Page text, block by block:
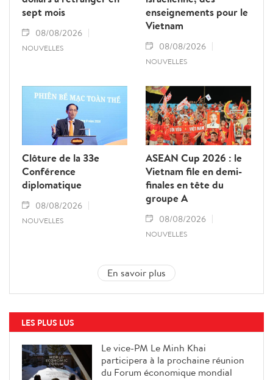
sept mois
08/08/2026
NOUVELLES
enseignements pour le
Vietnam
08/08/2026
NOUVELLES
Clôture de la 33e
Conférence
diplomatique
08/08/2026
NOUVELLES
ASEAN Cup 2026 : le
Vietnam file en demi-
finales en tête du
groupe A
08/08/2026
NOUVELLES
En savoir plus
LES PLUS LUS
Le vice-PM Le Minh Khai
participera à la prochaine réunion
du Forum économique mondial